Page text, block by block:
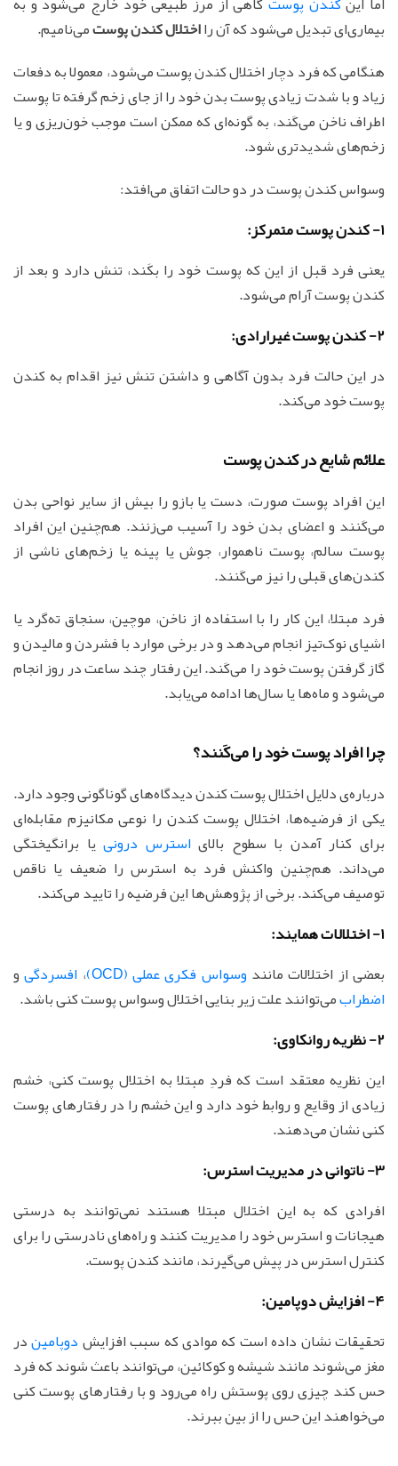
بیماری‌ای تبدیل می‌شود که آن رااختلال کندن پوستمی‌نامیم.
هنگامی که فرد دچار اختلال کندن پوست می‌شود، معمولا به دفعات
زیاد و با شدت زیادی پوست بدن خود را از جای زخم گرفته تا پوست
اطراف ناخن می‌کَند، به گونه‌ای که ممکن است موجب خون‌ریزی و یا
زخم‌های شدیدتری شود.
وسواس کندن پوست در دو حالت اتفاق می‌افتد:
1- کندن پوست متمرکز:
یعنی فرد قبل از این که پوست خود را بکَند، تنش دارد و بعد از
کندن پوست آرام می‌شود.
2- کندن پوست غیرارادی:
در این حالت فرد بدون آگاهی و داشتن تنش نیز اقدام به کندن
پوست خود می‌کند.
علائم شایع در کندن پوست
این افراد پوست صورت، دست یا بازو را بیش از سایر نواحی بدن
می‌کَنند و اعضای بدن خود را آسیب می‌زنند. هم‌چنین این افراد
پوست سالم، پوست ناهموار، جوش یا پینه یا زخم‌های ناشی از
کندن‌های قبلی را نیز می‌کَنند.
فرد مبتلا، این کار را با استفاده از ناخن، موچین، سنجاق ته‌گرد یا
اشیای نوک‌تیز انجام می‌دهد و در برخی موارد با فشردن و مالیدن و
گاز گرفتن پوست خود را می‌کَند. این رفتار چند ساعت در روز انجام
می‌شود و ماه‌ها یا سال‌ها ادامه می‌یابد.
چرا افراد پوست خود را می‌کَنند؟
درباره‌ی دلایل اختلال پوست کندن دیدگاه‌های گوناگونی وجود دارد.
یکی از فرضیه‌ها، اختلال پوست کندن را نوعی مکانیزم مقابله‌ای
برای کنار آمدن با سطوح بالایاسترس درونییا برانگیختگی
می‌داند. هم‌چنین واکنش فرد به استرس را ضعیف یا ناقص
توصیف می‌کند. برخی از پژوهش‌ها این فرضیه‌ را تایید می‌کند.
1- اختلالات همایند:
بعضی از اختلالات مانند وسواس فکری عملی (OCD) ، افسردگیو
اضطرابمی‌توانند علت زیر بنایی اختلال وسواس پوست کنی باشد.
2- نظریه روانکاوی:
این نظریه معتقد است که فردِ مبتلا به اختلال پوست کنی، خشم
زیادی از وقایع و روابط خود دارد و این خشم را در رفتار‌های پوست
کنی نشان می‌دهند.
3- ناتوانی در مدیریت استرس:
افرادی که به این اختلال مبتلا هستند نمی‌توانند به درستی
هیجانات و استرس خود را مدیریت کنند و راه‌های نادرستی را برای
کنترل استرس در پیش می‌گیرند، مانند کندن پوست.
4- افزایش دوپامین:
تحقیقات نشان داده است که موادی که سبب افزایشدوپامیندر
مغز می‌شوند مانند شیشه و کوکائین، می‌توانند باعث شوند که فرد
حس کند چیزی روی پوستش راه می‌رود و با رفتار‌های پوست کنی
می‌خواهند این حس را از بین ببرند.